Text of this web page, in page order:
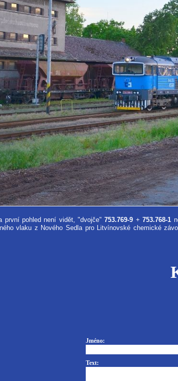
první pohled není vidět, "dvojče"753.769-9 +753.768-1
vlaku z Nového Sedla pro Litvínovské chemické
Jméno:
Text: